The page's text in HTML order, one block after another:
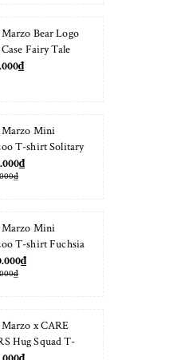
Marzo Bear Logo
Fairy Tale
Marzo Mini
T-shirt Solitary
Marzo Mini
T-shirt Fuchsia
Marzo x CARE
Hug Squad T-